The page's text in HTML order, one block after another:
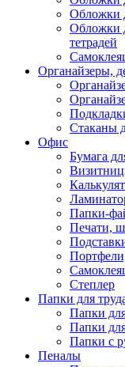
Обложки
Обложки
тетрадей
Органайзеры,
Стаканы
Офис
Бумага
Папки-
Печати,
Степлер
Папки для
Папки
Папки
Папки с
Пеналы